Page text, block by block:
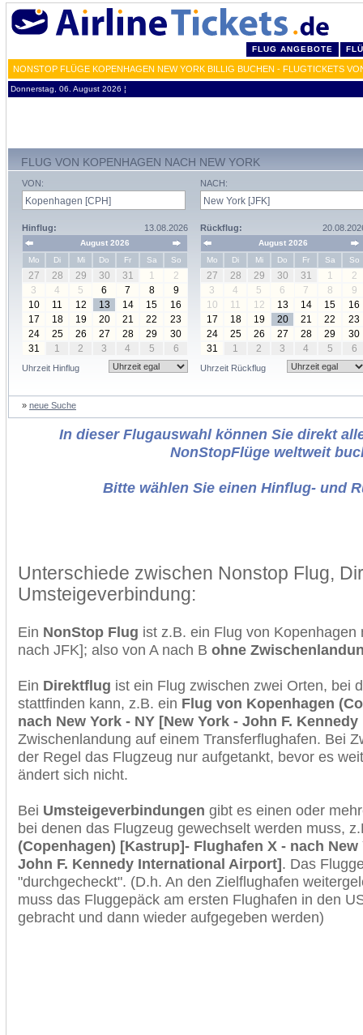
FLUG ANGEBOTE
NONSTOP FLÜGE KOPENHAGEN NEW YORK BILLIG BUCHEN - FLUGTICKETS
Donnerstag, 06. August 2026 ¦
FLUG VON KOPENHAGEN NACH NEW YORK
VON:
Hinflug: 13.08.2026
August 2026
Mo
Di Mi Do Fr Sa So
27 28 29 30 31 1
2
3
4 5 6 7 8
9
10
11 12 13 14 15
16
17
18 19 20 21 22
23
24
25 26 27 28 29
30
31
1 2 3 4 5 6
Uhrzeit Hinflug
NACH:
Rückflug:
August 2026
Mo
Di Mi Do Fr Sa So
27 28 29 30 31 1
2
3
4 5 6 7 8
9
10
11 12 13 14 15
16
17
18 19 20 21 22
23
24
25 26 27 28 29
30
31
1 2 3 4 5 6
Uhrzeit Rückflug
» neue Suche
In dieser Flugauswahl können Sie direkt
NonStopFlüge weltweit
Bitte wählen Sie einen Hinflug- und
Unterschiede zwischen Nonstop Flug,
Umsteigeverbindung:
Ein NonStop Flug ist z.B. ein Flug von Kopenhagen
nach JFK]; also von A nach B ohne
Ein Direktflug ist ein Flug zwischen zwei Orten, bei
stattfinden kann, z.B. ein Flug von Kopenhagen
nach New York - NY [New York - John F.
Zwischenlandung auf einem Transferflughafen. Bei
der Regel das Flugzeug nur aufgetankt, bevor es
ändert sich nicht.
Bei Umsteigeverbindungen gibt es einen oder
bei denen das Flugzeug gewechselt werden muss,
(Copenhagen) [Kastrup]- Flughafen X - nach New
John F. Kennedy International Airport]. Das
"durchgecheckt". (D.h. An den Zielflughafen
muss das Fluggepäck am ersten Flughafen in den
gebracht und dann wieder aufgegeben werden)